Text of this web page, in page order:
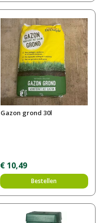
Gazon grond 30l
€ 10,49
Bestellen